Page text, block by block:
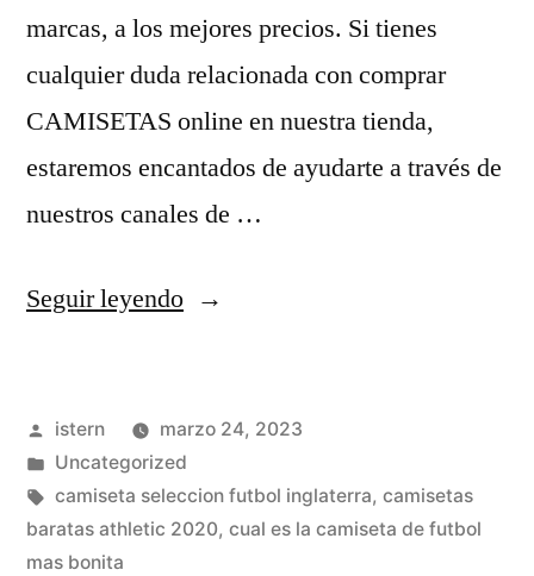
marcas, a los mejores precios. Si tienes
cualquier duda relacionada con comprar
CAMISETAS online en nuestra tienda,
estaremos encantados de ayudarte a través de
nuestros canales de …
Seguir leyendo«camisetas
personalizadas
kappa»
Publicado
por
istern
marzo 24, 2023
Publicado
en
Uncategorized
Etiquetas:
camiseta seleccion futbol inglaterra, camisetas
baratas athletic 2020, cual es la camiseta de futbol
mas bonita